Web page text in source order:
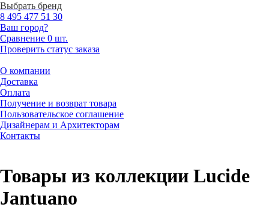
Выбрать бренд
8 495 477 51 30
Ваш город?
Сравнение 0 шт.
Проверить статус заказа
О компании
Доставка
Оплата
Получение и возврат товара
Пользовательское соглашение
Дизайнерам и Архитекторам
Контакты
Товары из коллекции Lucide
Jantuano